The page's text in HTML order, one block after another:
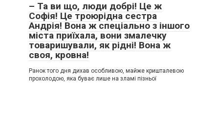
– Та ви що, люди добрі! Це ж
Софія! Це троюрідна сестра
Андрія! Вона ж спеціально з іншого
міста приїхала, вони змалечку
товаришували, як рідні! Вона ж
своя, кровна!
Ранок того дня дихав особливою, майже кришталевою
прохолодою, яка буває лише на зламі пізньої